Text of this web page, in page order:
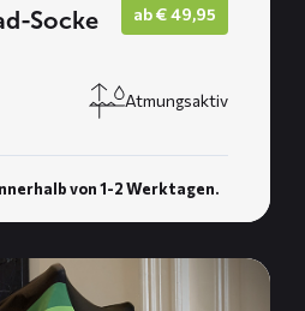
Socke ab€49,95
Atmungsaktiv
von 1-2 Werktagen.